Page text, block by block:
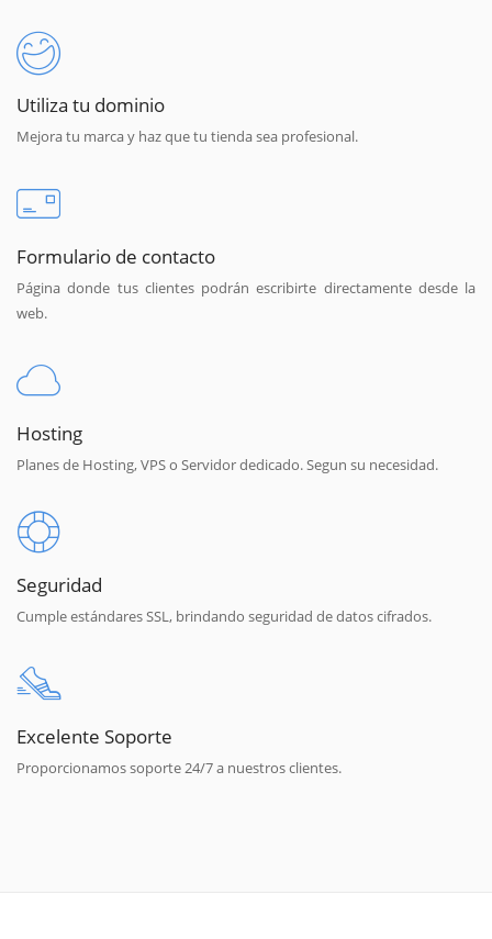
Utiliza tu dominio
Mejora tu marca y haz que tu tienda sea profesional.
Formulario de contacto
Página donde tus clientes podrán escribirte directamente desde la
web.
Hosting
Planes de Hosting, VPS o Servidor dedicado. Segun su necesidad.
Seguridad
Cumple estándares SSL, brindando seguridad de datos cifrados.
Excelente Soporte
Proporcionamos soporte 24/7 a nuestros clientes.